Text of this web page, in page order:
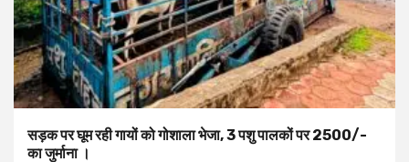
सड़क पर घूम रही गायों को गोशाला भेजा, 3 पशु पालकों पर 2500/-
का जुर्माना ।